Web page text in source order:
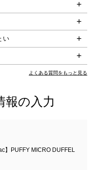
い
よくある質問をもっと見る
報の入力
】PUFFY MICRO DUFFEL